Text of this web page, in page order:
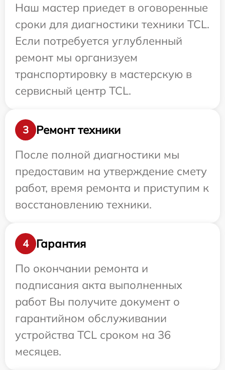
Наш мастер приедет в оговоренные
сроки для диагностики техники TCL.
Если потребуется углубленный
ремонт мы организуем
транспортировку в мастерскую в
сервисный центр TCL.
3
Ремонт техники
После полной диагностики мы
предоставим на утверждение смету
работ, время ремонта и приступим к
восстановлению техники.
4
Гарантия
По окончании ремонта и
подписания акта выполненных
работ Вы получите документ о
гарантийном обслуживании
устройства TCL сроком на 36
месяцев.